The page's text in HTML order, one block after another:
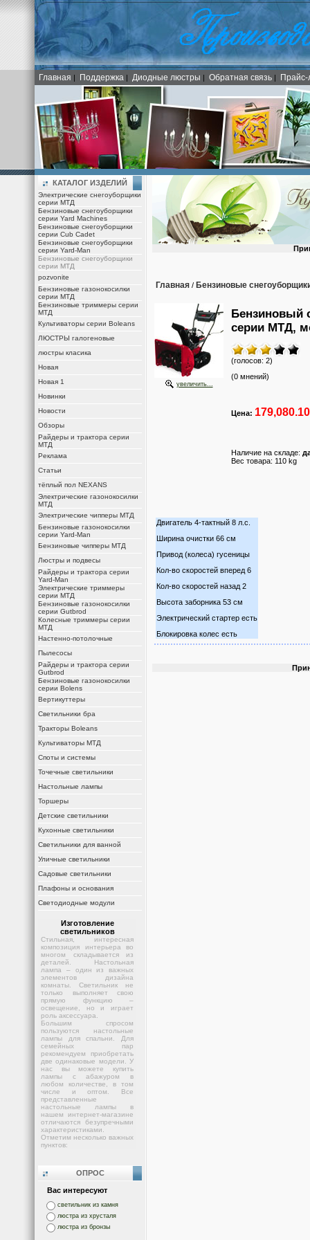
Главная | Поддержка | Диодные люстры | Обратная связь | Прайс-
КАТАЛОГ ИЗДЕЛИЙ
Электрические снегоуборщики
серии МТД
Бензиновые снегоуборщики
серии Yard Machines
Бензиновые снегоуборщики
серии Cub Cadet
Бензиновые снегоуборщики
серии Yard-Man
Бензиновые снегоуборщики
серии МТД
pozvonite
Бензиновые газонокосилки
серии МТД
Бензиновые триммеры серии
МТД
Культиваторы серии Boleans
ЛЮСТРЫ галогеновые
люстры класика
Новая
Новая 1
Новинки
Новости
Обзоры
Райдеры и трактора серии
МТД
Реклама
Статьи
тёплый пол NEXANS
Электрические газонокосилки
МТД
Электрические чипперы МТД
Бензиновые газонокосилки
серии Yard-Man
Бензиновые чипперы МТД
Люстры и подвесы
Райдеры и трактора серии
Yard-Man
Электрические триммеры
серии МТД
Бензиновые газонокосилки
серии Gutbrod
Колесные триммеры серии
МТД
Настенно-потолочные
Пылесосы
Райдеры и трактора серии
Gutbrod
Бензиновые газонокосилки
серии Bolens
Вертикуттеры
Светильники бра
Тракторы Boleans
Культиваторы МТД
Споты и системы
Точечные светильники
Настольные лампы
Торшеры
Детские светильники
Кухонные светильники
Светильники для ванной
Уличные светильники
Садовые светильники
Плафоны и основания
Светодиодные модули
Изготовление
светильников
Стильная, интересная
композиция интерьера во
многом складывается из
деталей. Настольная
лампа – один из важных
элементов дизайна
комнаты. Светильник не
только выполняет свою
прямую функцию –
освещение, но и играет
роль аксессуара.
Большим спросом
пользуются настольные
лампы для спальни. Для
семейных пар
рекомендуем приобретать
две одинаковые модели. У
нас вы можете купить
лампы с абажуром в
любом количестве, в том
числе и оптом. Все
представленные
настольные лампы в
нашем интернет-магазине
отличаются безупречными
характеристиками.
Отметим несколько важных
пунктов:
ОПРОС
Вас интересуют
светильник из камня
люстра из хрусталя
люстра из бронзы
Главная / Бензиновые
увеличить...
Бензиновый
серии МТД,
(голосов: 2)
(0 мнений)
Цена:
Наличие на складе:
Вес товара: 110 kg
Двигатель 4-тактный 8 л.с.
Ширина очистки 66 см
Привод (колеса) гусеницы
Кол-во скоростей вперед 6
Кол-во скоростей назад 2
Высота заборника 53 см
Электрический стартер есть
Блокировка колес есть